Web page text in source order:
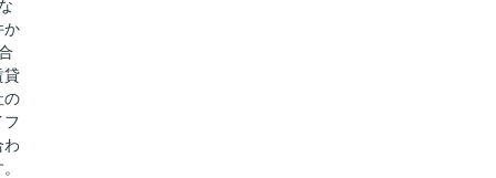
か
貸
の
フ
わ